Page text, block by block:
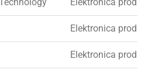
Elektronica
Elektronica